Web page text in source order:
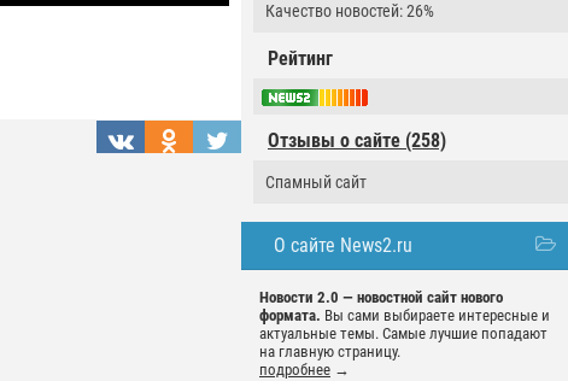
Качество новостей: 26%
Рейтинг
Отзывы о сайте (258)
Спамный сайт
О сайте News2.ru
Новости 2.0 — новостной сайт нового
формата. Вы сами выбираете интересные и
актуальные темы. Самые лучшие попадают
на главную страницу.
подробнее →